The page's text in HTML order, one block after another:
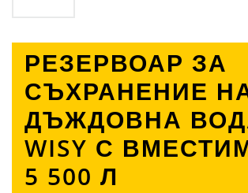
РЕЗЕРВОАР ЗА
СЪХРАНЕНИЕ
ДЪЖДОВНА
WISY С
5 500 Л